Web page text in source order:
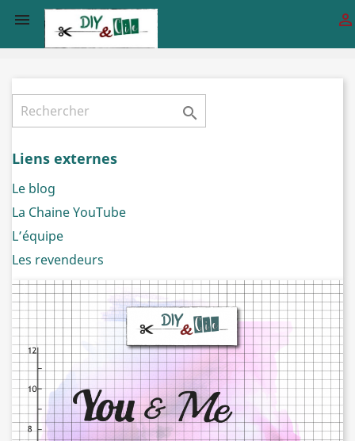
 

Liens externes
Le blog
La Chaine YouTube
L’équipe
Les revendeurs